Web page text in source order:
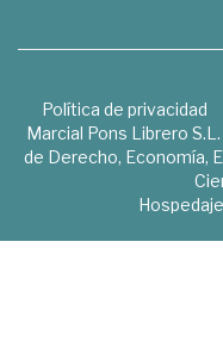
Política de privacidad
Marcial Pons Librero
de Derecho, Economía,